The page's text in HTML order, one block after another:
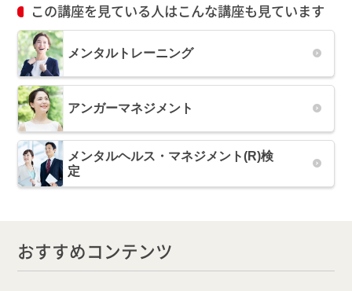
この講座を見ている人はこんな講座も見ています
メンタルトレーニング
アンガーマネジメント
メンタルヘルス・マネジメント(R)検
定
おすすめコンテンツ